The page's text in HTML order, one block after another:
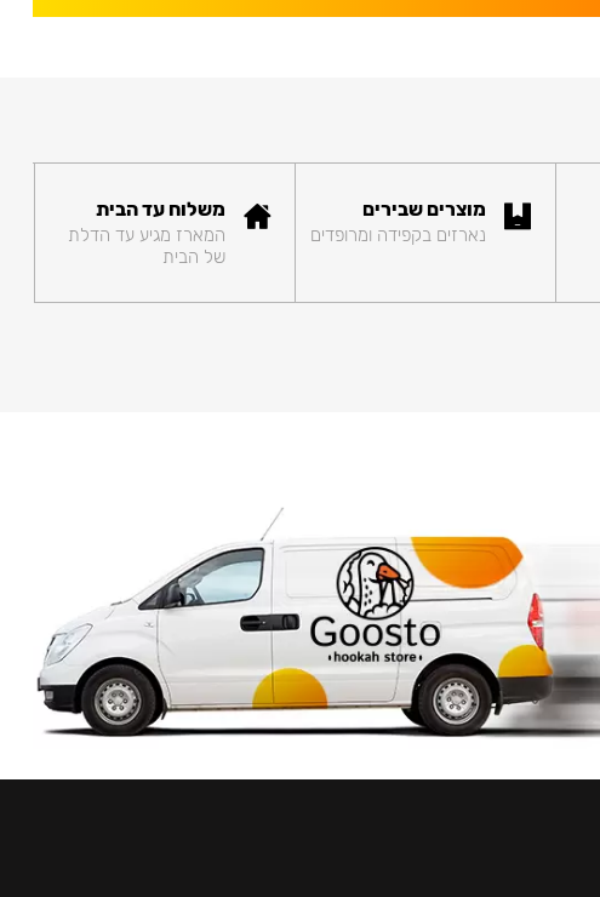
מוצרים שבירים
נארזים בקפידה ומרופדים
משלוח עד הבית
המארז מגיע עד הדלת
של הבית